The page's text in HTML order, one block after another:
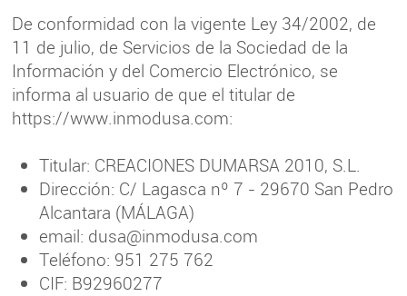
ALQUILER
LES
ROCHES
CONTACTO
De conformidad con la vigente Ley 34/2002, de
11 de julio, de Servicios de la Sociedad de la
Información y del Comercio Electrónico, se
informa al usuario de que el titular de
https://www.inmodusa.com:
Titular: CREACIONES DUMARSA 2010, S.L.
Dirección: C/ Lagasca nº 7 - 29670 San Pedro
Alcantara (MÁLAGA)
email: dusa@inmodusa.com
Teléfono: 951 275 762
CIF: B92960277